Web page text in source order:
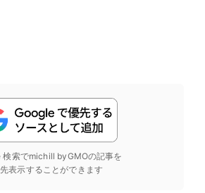
検索でmichill byGMOの記事を
表示することができます